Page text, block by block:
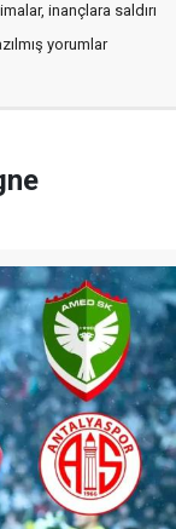
inançlara saldırı
yorumlar